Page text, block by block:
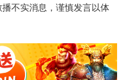
不实消息，谨慎发言以体